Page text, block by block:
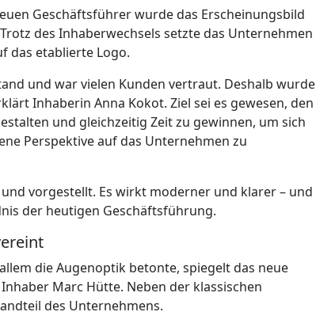
Geschäftsführer wurde das Erscheinungsbild
des Inhaberwechsels setzte das Unternehmen
das etablierte Logo.
und war vielen Kunden vertraut. Deshalb wurde
Inhaberin Anna Kokot. Ziel sei es gewesen, den
und gleichzeitig Zeit zu gewinnen, um sich
Perspektive auf das Unternehmen zu
vorgestellt. Es wirkt moderner und klarer – und
der heutigen Geschäftsführung.
die Augenoptik betonte, spiegelt das neue
Marc Hütte. Neben der klassischen
des Unternehmens.